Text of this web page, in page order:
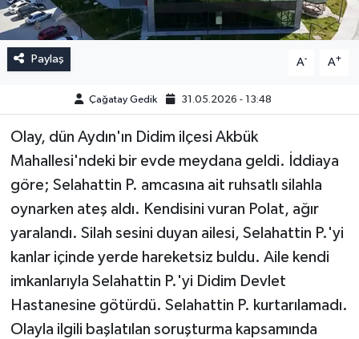
Paylaş A- A+
Çağatay Gedik 31.05.2026 - 13:48
Olay, dün Aydın'ın Didim ilçesi Akbük
Mahallesi'ndeki bir evde meydana geldi. İddiaya
göre; Selahattin P. amcasına ait ruhsatlı silahla
oynarken ateş aldı. Kendisini vuran Polat, ağır
yaralandı. Silah sesini duyan ailesi, Selahattin P.'yi
kanlar içinde yerde hareketsiz buldu. Aile kendi
imkanlarıyla Selahattin P.'yi Didim Devlet
Hastanesine götürdü. Selahattin P. kurtarılamadı.
Olayla ilgili başlatılan soruşturma kapsamında